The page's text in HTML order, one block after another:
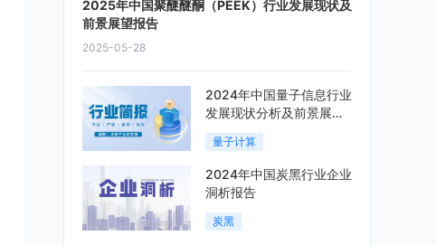
2025年中国聚醚醚酮（PEEK）行业发展现状及
前景展望报告
2025-05-28
2024年中国量子信息行业
发展现状分析及前景展望
报告
量子计算
2024年中国炭黑行业企业
洞析报告
炭黑